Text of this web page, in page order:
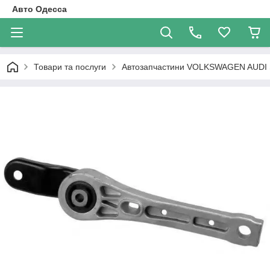
Авто Одесса
Товари та послуги Автозапчастини VOLKSWAGEN AUDI